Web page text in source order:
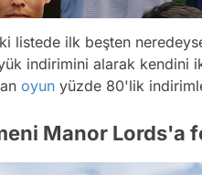
listede ilk beşten
indirimini alarak kendini
oyun yüzde 80'lik
Manor Lords'a